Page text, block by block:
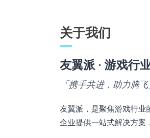
关于我们
友翼派 · 游戏行
「携手共进，助力腾
友翼派，是聚焦游戏行业
企业提供一站式解决方案